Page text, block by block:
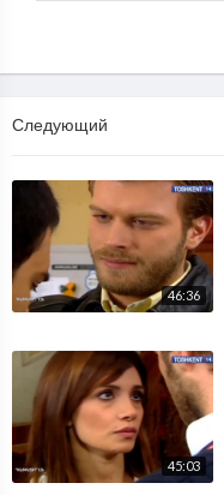
Следующий
46:36
45:03